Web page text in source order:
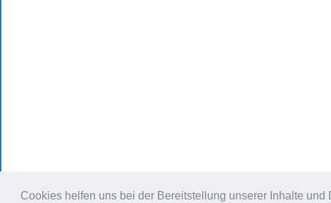
Cookies helfen uns bei der Bereitstellung unserer Inhalte